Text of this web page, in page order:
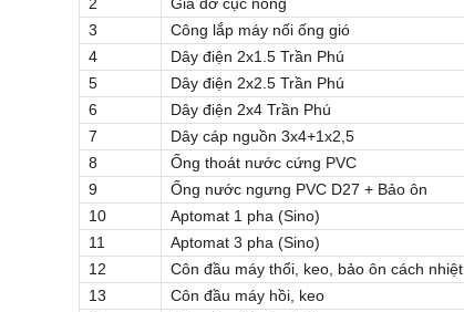
3
Công lắp máy nối ống gió
4
Dây điện 2x1.5 Trần Phú
5
Dây điện 2x2.5 Trần Phú
6
Dây điện 2x4 Trần Phú
7
Dây cáp nguồn 3x4+1x2,5
8
Ống thoát nước cứng PVC
9
Ống nước ngưng PVC D27 + Bảo ôn
10
Aptomat 1 pha (Sino)
11
Aptomat 3 pha (Sino)
12
Côn đầu máy thổi, keo, bảo ôn cách nhiệt
13
Côn đầu máy hồi, keo